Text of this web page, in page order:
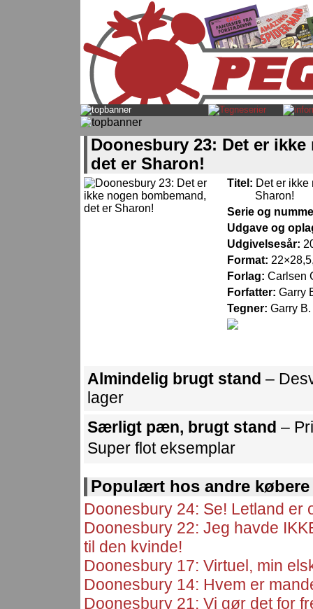
Doonesbury 23: Det er
det er Sharon!
Titel: Det er ikke
Sharon!
Serie og
Udgave og
Udgivelsesår:
Format:
Forlag: Carlsen
Forfatter: Garry
Tegner: Garry
Almindelig brugt stand –
lager
Særligt pæn, brugt stand –
Super flot eksemplar
Populært hos andre købere
Doonesbury 24: Se! Letland er
Doonesbury 22: Jeg havde
til den kvinde!
Doonesbury 17: Virtuel, min
Doonesbury 14: Hvem er
Doonesbury 21: Vi gør det for